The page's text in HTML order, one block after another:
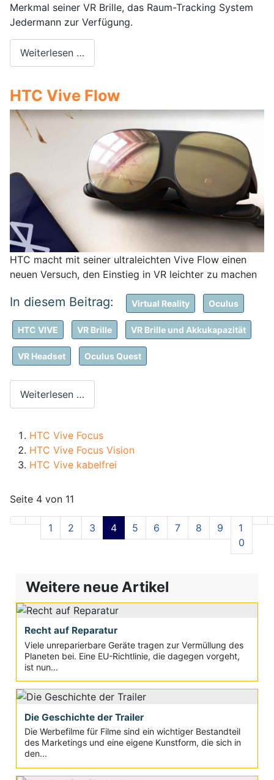
Merkmal seiner VR Brille, das Raum-Tracking System
Jedermann zur Verfügung.
Weiterlesen …
HTC Vive Flow
HTC macht mit seiner ultraleichten Vive Flow einen
neuen Versuch, den Einstieg in VR leichter zu machen
Virtual Reality Oculus
HTC VIVE VR Brille VR Brille und Akkukapazität
VR Headset Oculus Quest
Weiterlesen …
HTC Vive Focus
HTC Vive Focus Vision
HTC Vive kabelfrei
Seite 4 von 11
1 2 3 4 5 6 7 8 9
1
0
Weitere neue Artikel
Recht auf Reparatur
Viele unreparierbare Geräte tragen zur Vermüllung des
Planeten bei. Eine EU-Richtlinie, die dagegen vorgeht,
ist nun...
Die Geschichte der Trailer
Die Werbefilme für Filme sind ein wichtiger Bestandteil
des Marketings und eine eigene Kunstform, die sich in
den...